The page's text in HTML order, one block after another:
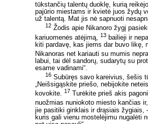
tūkstančių talentų duoklę, kurią
pajūrio miestams ir kvietė juos žydų
už talentą. Mat jis nė sapnuoti
12 Žodis apie Nikanoro žygį
kariuomenės atėjimą, 13 bailieji ir
kiti pardavę, kas jiems dar buvo likę,
Nikanoras net kariauti su mumis
labui, tai dėl sandorų, sudarytų su
esame vadinami“.
16 Subūręs savo kareivius, šešis
„Neišsigąskite priešo, nebijokite
kovokite. 17 Turėkite prieš akis
nuožmias nuniokoto miesto kančias
jie pasitiki ginklais ir drąsiais žygiais,
kuris gali vienu mostelėjimu nugalėti